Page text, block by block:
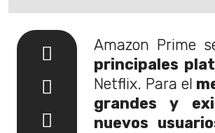
Amazon Prime
principales
Netflix. Para el
grandes y
nuevos